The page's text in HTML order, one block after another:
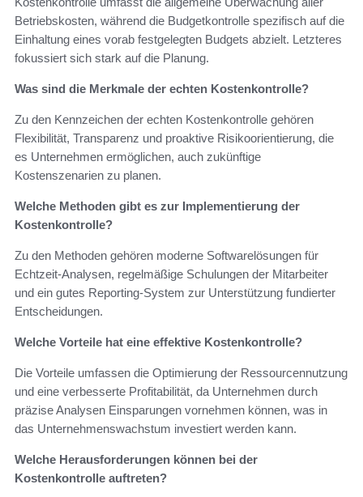
Betriebskosten, während die Budgetkontrolle spezifisch auf die
Einhaltung eines vorab festgelegten Budgets abzielt. Letzteres
fokussiert sich stark auf die Planung.
Was sind die Merkmale der echten Kostenkontrolle?
Zu den Kennzeichen der echten Kostenkontrolle gehören
Flexibilität, Transparenz und proaktive Risikoorientierung, die
es Unternehmen ermöglichen, auch zukünftige
Kostenszenarien zu planen.
Welche Methoden gibt es zur Implementierung der
Kostenkontrolle?
Zu den Methoden gehören moderne Softwarelösungen für
Echtzeit-Analysen, regelmäßige Schulungen der Mitarbeiter
und ein gutes Reporting-System zur Unterstützung fundierter
Entscheidungen.
Welche Vorteile hat eine effektive Kostenkontrolle?
Die Vorteile umfassen die Optimierung der Ressourcennutzung
und eine verbesserte Profitabilität, da Unternehmen durch
präzise Analysen Einsparungen vornehmen können, was in
das Unternehmenswachstum investiert werden kann.
Welche Herausforderungen können bei der
Kostenkontrolle auftreten?